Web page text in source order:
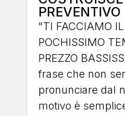
TECNICHE:
PREVENTIVO
"TI FACCIAMO IL
POCHISSIMO
PREZZO